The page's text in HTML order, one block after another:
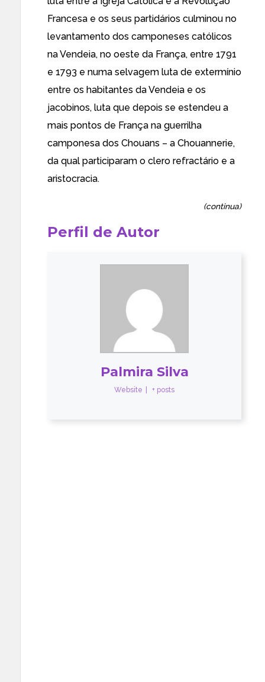
Francesa e os seus partidários culminou no
levantamento dos camponeses católicos
na Vendeia, no oeste da França, entre 1791
e 1793 e numa selvagem luta de extermínio
entre os habitantes da Vendeia e os
jacobinos, luta que depois se estendeu a
mais pontos de França na guerrilha
camponesa dos Chouans – a Chouannerie,
da qual participaram o clero refractário e a
aristocracia.
(continua)
Perfil de Autor
Palmira Silva
Website + posts